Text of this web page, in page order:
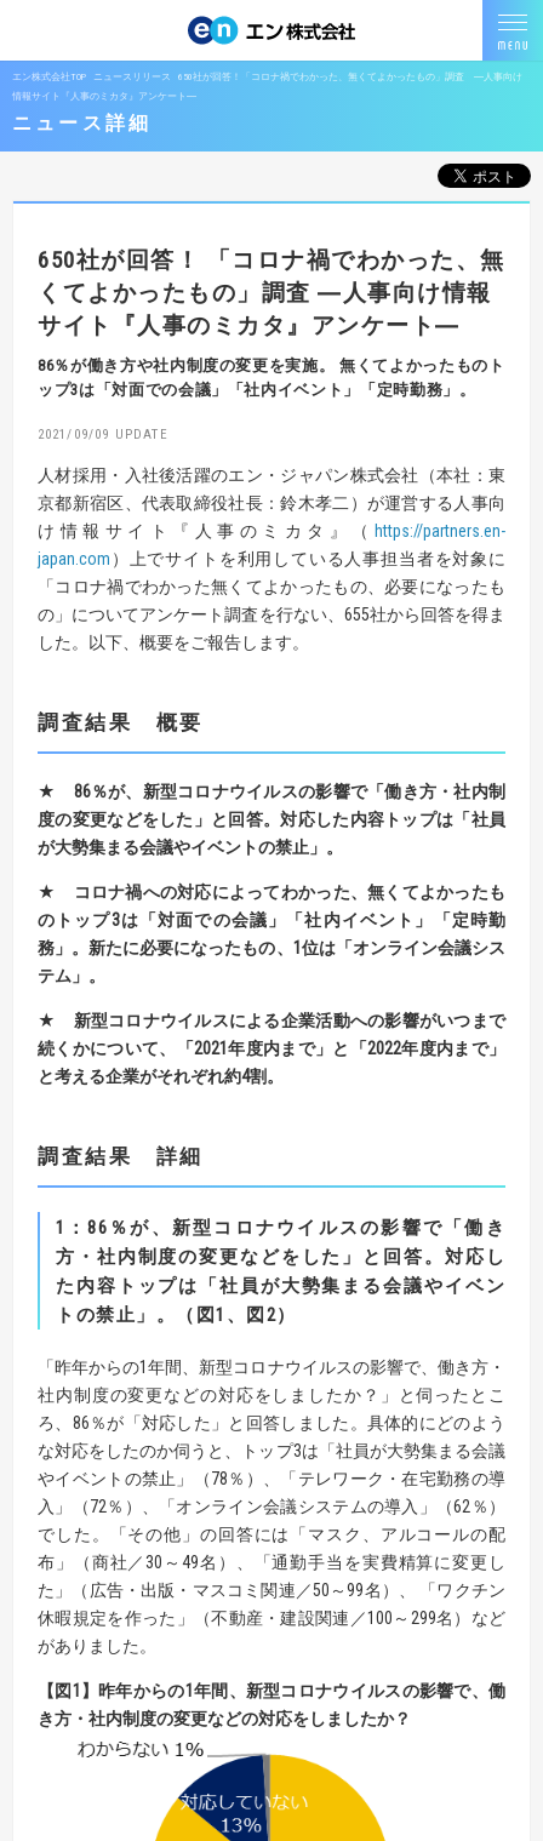
エン株式会社TOP ニュースリリース
650社が回答！「コロナ禍でわかった、無くてよかったもの」調査 ―人事向け
情報サイト『人事のミカタ』アンケート―
ニュース詳細
650社が回答！
「コロナ禍でわかった、無
くてよかったもの」調査―人事向け情報
サイト『人事のミカタ』アンケート―
86％が働き方や社内制度の変更を実施。 無くてよかったものト
ップ3は「対面での会議」「社内イベント」「定時勤務」。
2021/09/09
人材採用・入社後活躍のエン・ジャパン株式会社（本社：東
京都新宿区、代表取締役社長：鈴木孝二）が運営する人事向
け情報サイト『人事のミカタ』（ https://partners.en-
japan.com ）上でサイトを利用している人事担当者を対象に
「コロナ禍でわかった無くてよかったもの、必要になったも
の」についてアンケート調査を行ない、655社から回答を得ま
した。以下、概要をご報告します。
調査結果 概要
★ 86％が、新型コロナウイルスの影響で「働き方・社内制
度の変更などをした」と回答。対応した内容トップは「社員
が大勢集まる会議やイベントの禁止」。
★ コロナ禍への対応によってわかった、無くてよかったも
のトップ3は「対面での会議」「社内イベント」「定時勤
務」。新たに必要になったもの、1位は「オンライン会議シス
テム」。
★ 新型コロナウイルスによる企業活動への影響がいつまで
続くかについて、「2021年度内まで」と「2022年度内まで」
と考える企業がそれぞれ約4割。
調査結果 詳細
1 ：86 ％が、新型コロナウイルスの影響で「働き
方・社内制度の変更などをした」と回答。 対応し
た内容トップは「社員が大勢集まる会議やイベン
トの禁止」。（図1 、図 2）
「昨年からの1年間、新型コロナウイルスの影響で、働き方・
社内制度の変更などの対応をしましたか？」と伺ったとこ
ろ、86％が「対応した」と回答しました。具体的にどのよう
な対応をしたのか伺うと、トップ3は「社員が大勢集まる会議
やイベントの禁止」（78％）、「テレワーク・在宅勤務の導
入」（72％）、「オンライン会議システムの導入」（62％）
でした。「その他」の回答には「マスク、アルコールの配
布」（商社／30～49名）、「通勤手当を実費精算に変更し
た」（広告・出版・マスコミ関連／50～99名）、 「ワクチン
休暇規定を作った」（不動産・建設関連／100～299名）など
がありました。
【図1】昨年からの1年間、新型コロナウイルスの影響で、働
き方・社内制度の変更などの対応をしましたか？